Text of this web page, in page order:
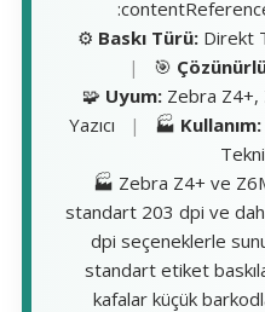
⚙️ Baskı Türü: Direkt
|
🎯
🧩 Uyum:Zebra Z4+,
Yazıcı
| 🏭 Kullanım:
🏭 Zebra Z4+ ve
standart 203 dpi ve
dpi seçeneklerle
standart etiket
kafalar küçük